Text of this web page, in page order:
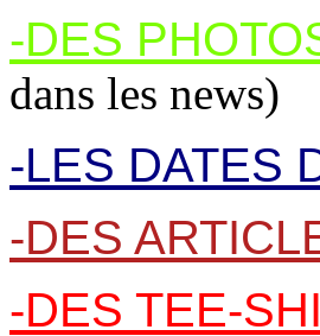
-DES
dans les news)
-LES DATES
-DES
-DES TEE-